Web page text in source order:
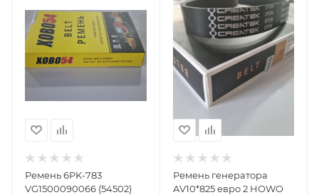
Ремень 6PK-783
VG1500090066 (54502)
Ремень генератора
AV10*825 евро 2 HOWO